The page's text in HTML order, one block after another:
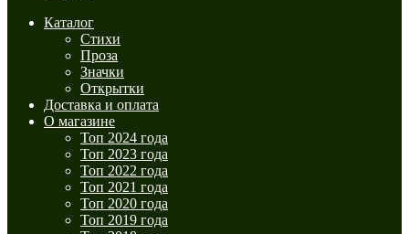
Каталог
Стихи
Проза
Значки
Открытки
Доставка и оплата
О магазине
Топ 2024 года
Топ 2023 года
Топ 2022 года
Топ 2021 года
Топ 2020 года
Топ 2019 года